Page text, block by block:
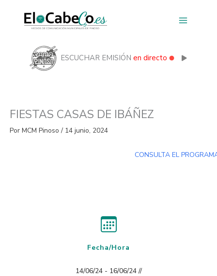
contenido
ESCUCHAR EMISIÓN en directo
FIESTAS CASAS DE IBÁÑEZ
Por MCM Pinoso / 14 junio, 2024
CONSULTA EL
Fecha/Hora
14/06/24 - 16/06/24 //